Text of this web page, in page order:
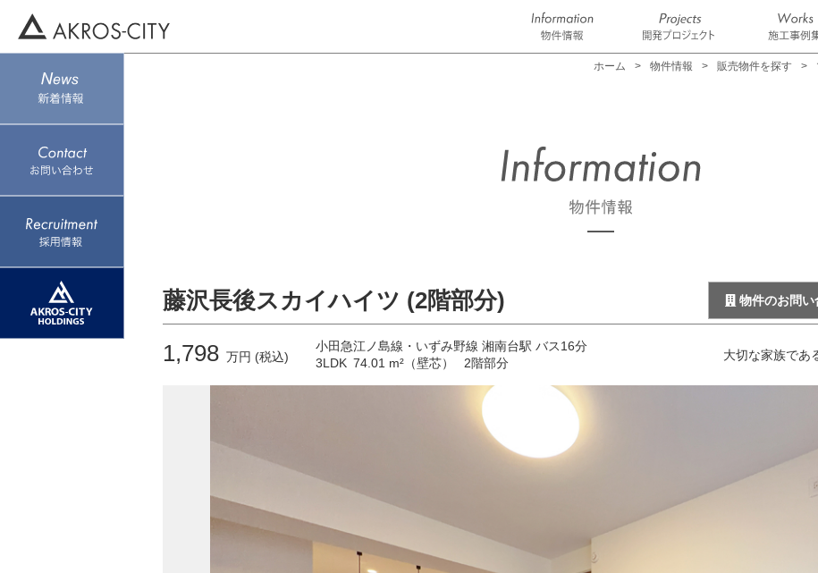
ホーム 物件情報 販売物件を探す
藤沢長後スカイハイツ (2階部分) 物件のお問い
1,798 万円 (税込)
小田急江ノ島線・いずみ野線 湘南台駅 バス16分
3LDK 74.01 m²（壁芯） 2階部分
大切な家族であ